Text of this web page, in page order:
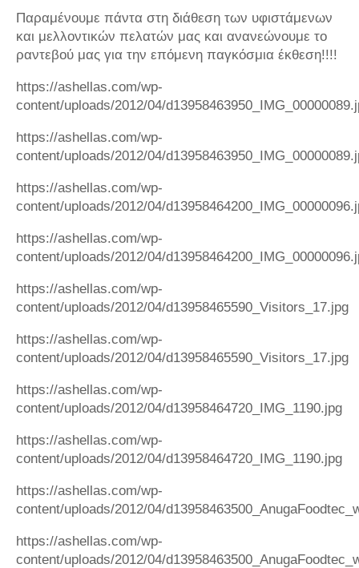
Παραμένουμε πάντα στη διάθεση των υφιστάμενων
και μελλοντικών πελατών μας και ανανεώνουμε το
ραντεβού μας για την επόμενη παγκόσμια έκθεση!!!!
https://ashellas.com/wp-
content/uploads/2012/04/
https://ashellas.com/wp-
content/uploads/2012/04/
https://ashellas.com/wp-
content/uploads/2012/04/
https://ashellas.com/wp-
content/uploads/2012/04/
https://ashellas.com/wp-
content/uploads/2012/04/d13958465590_Visitors_17.jpg
https://ashellas.com/wp-
content/uploads/2012/04/d13958465590_Visitors_17.jpg
https://ashellas.com/wp-
content/uploads/2012/04/d13958464720_IMG_1190.jpg
https://ashellas.com/wp-
content/uploads/2012/04/d13958464720_IMG_1190.jpg
https://ashellas.com/wp-
content/uploads/2012/04/
https://ashellas.com/wp-
content/uploads/2012/04/